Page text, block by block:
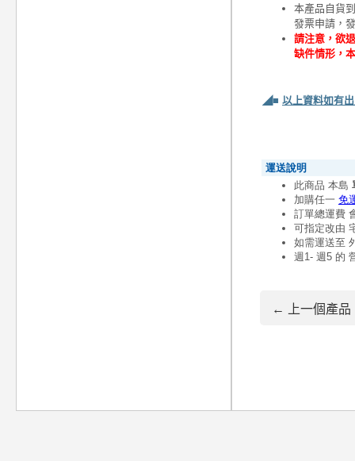
本產品自貨
發票申請，
請注意，欲
缺件情形，
◢■ 以上資料如有
← 上一個產品